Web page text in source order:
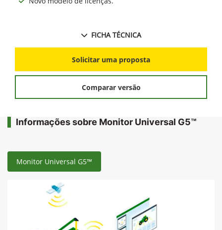
FICHA TÉCNICA
Solicitar uma proposta
Comparar versão
Informações sobre Monitor Universal G5™
Monitor Universal G5™